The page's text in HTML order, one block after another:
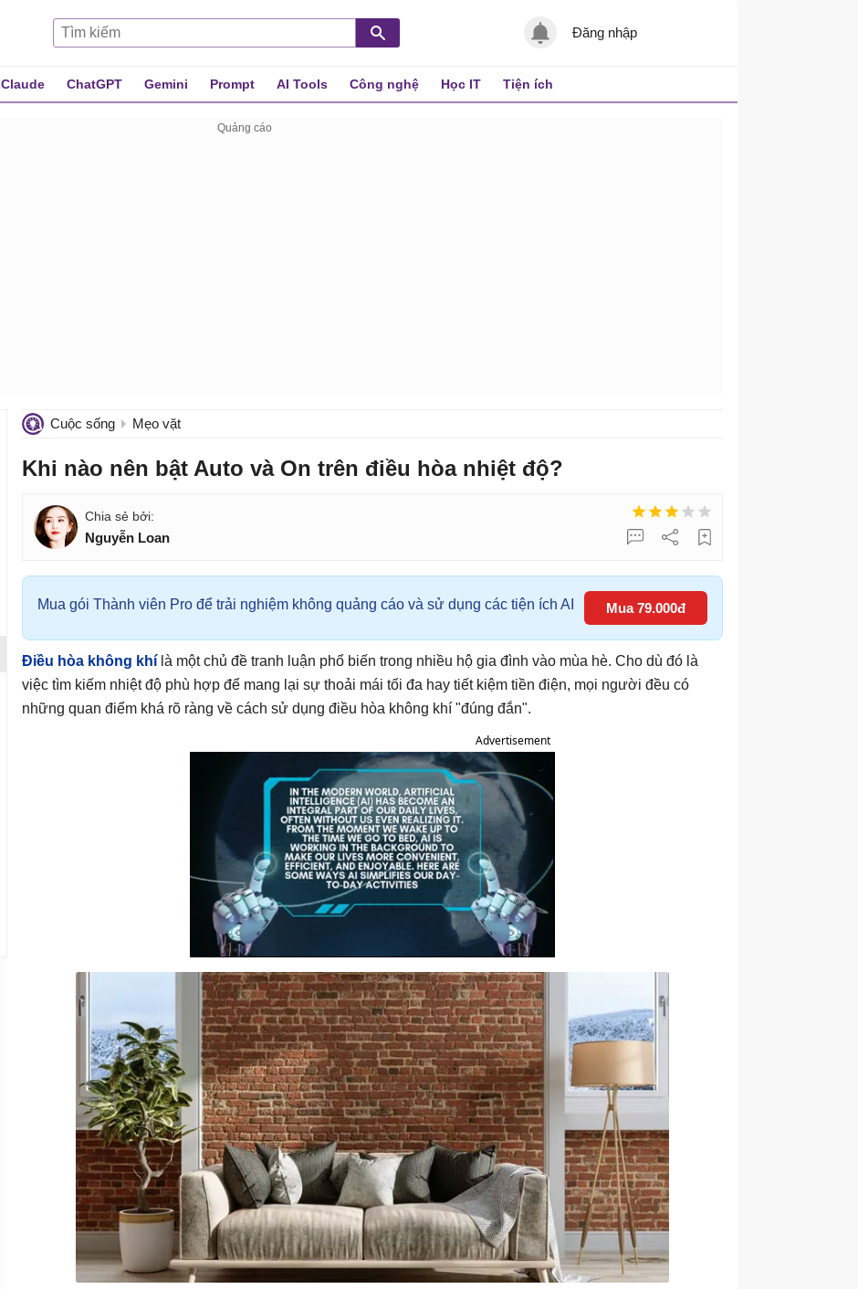
Đăng nhập
Claude ChatGPT Gemini Prompt AI Tools Công nghệ Học IT Tiện ích
Cuộc sống Mẹo vặt
Khi nào nên bật Auto và On trên điều hòa nhiệt độ?
Nguyễn Loan
Mua gói Thành viên Pro để trải nghiệm không quảng cáo và sử dụng các tiện ích AI Mua 79.000đ
Điều hòa không khí là một chủ đề tranh luận phổ biến trong nhiều hộ gia đình vào mùa hè. Cho dù đó là
việc tìm kiếm nhiệt độ phù hợp để mang lại sự thoải mái tối đa hay tiết kiệm tiền điện, mọi người đều có
những quan điểm khá rõ ràng về cách sử dụng điều hòa không khí "đúng đắn".
Advertisement